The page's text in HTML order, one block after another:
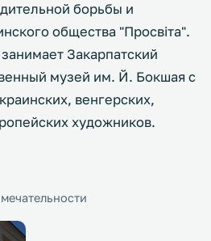
борьбы и
общества "Просвіта".
Закарпатский
музей им. Й. Бокшая с
венгерских,
художников.